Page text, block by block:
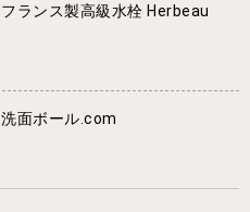
フランス製高級水栓 Herbeau
洗面ボール.com